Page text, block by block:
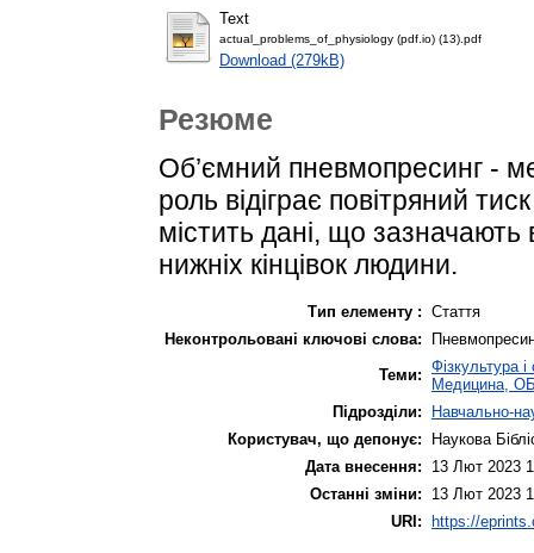
Text
actual_problems_of_physiology (pdf.io) (13).pdf
Download (279kB)
Резюме
Об’ємний пневмопресинг -
роль відіграє повітряний
містить дані, що зазначають
нижніх кінцівок людини.
Тип елементу : Стаття
Неконтрольовані ключові слова:
Теми: Фізкультура і
Медицина,
Підрозділи:
Навчально-
Користувач, що депонує:
Наукова
Дата внесення:
13 Лют 2023
Останні зміни:
13 Лют 2023
URI: https://